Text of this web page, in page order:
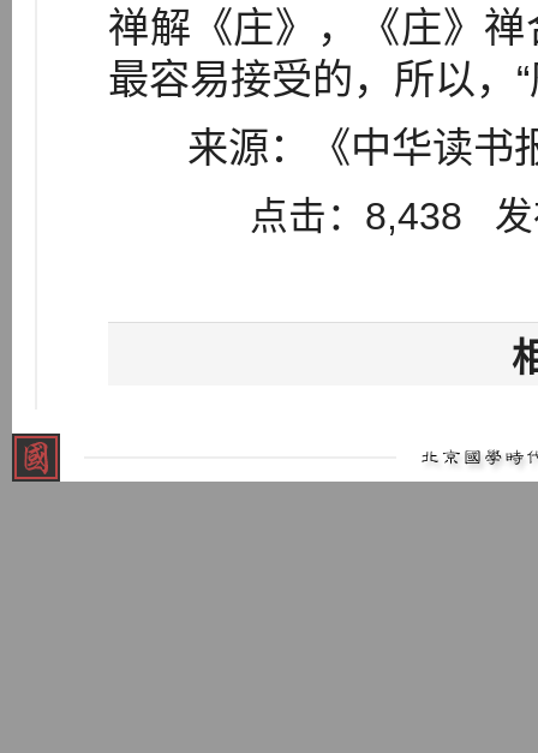
禅解《庄》，《庄》
最容易接受的，所以
来源：《中华读书
点击：8,438